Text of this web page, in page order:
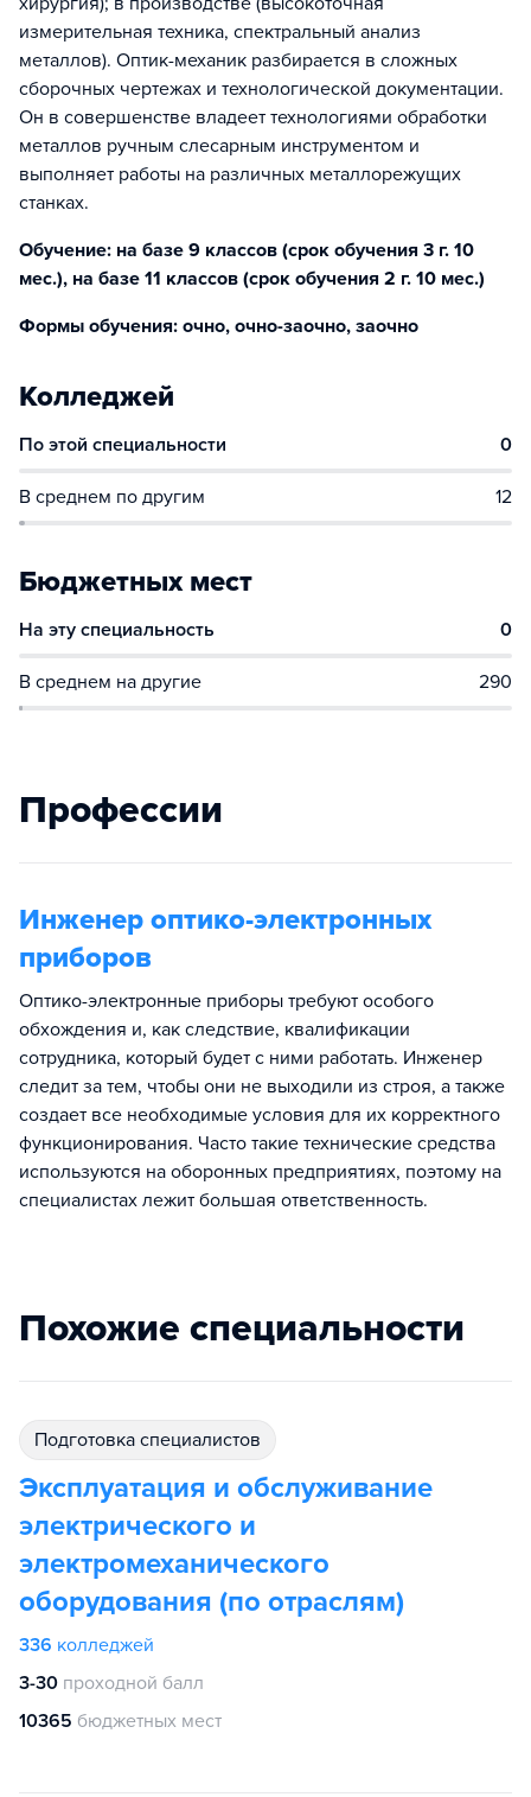
измерительная техника, спектральный анализ
металлов). Оптик-механик разбирается в сложных
сборочных чертежах и технологической документации.
Он в совершенстве владеет технологиями обработки
металлов ручным слесарным инструментом и
выполняет работы на различных металлорежущих
станках.
Обучение: на базе 9 классов (срок обучения 3 г. 10
мес.), на базе 11 классов (срок обучения 2 г. 10 мес.)
Формы обучения: очно, очно-заочно, заочно
Колледжей
По этой специальности 0
В среднем по другим 12
Бюджетных мест
На эту специальность 0
В среднем на другие 290
Профессии
Инженер оптико-электронных
приборов
Оптико-электронные приборы требуют особого
обхождения и, как следствие, квалификации
сотрудника, который будет с ними работать. Инженер
следит за тем, чтобы они не выходили из строя, а также
создает все необходимые условия для их корректного
функционирования. Часто такие технические средства
используются на оборонных предприятиях, поэтому на
специалистах лежит большая ответственность.
Похожие специальности
подготовка специалистов
Эксплуатация и обслуживание
электрического и
электромеханического
оборудования (по отраслям)
336 колледжей
3-30 проходной балл
10365 бюджетных мест